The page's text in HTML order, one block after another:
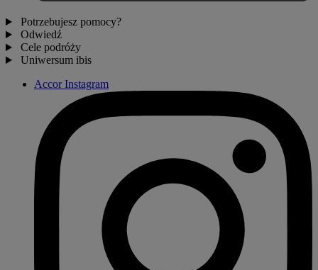
Potrzebujesz pomocy?
Odwiedź
Cele podróży
Uniwersum ibis
Accor Instagram